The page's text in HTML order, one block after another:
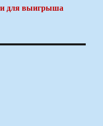
для выигрыша